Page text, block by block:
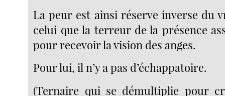
La peur est ainsi réserve inverse du
celui que la terreur de la présence
pour recevoir la vision des anges.
Pour lui, il n’y a pas d’échappatoire.
(Ternaire qui se démultiplie pour